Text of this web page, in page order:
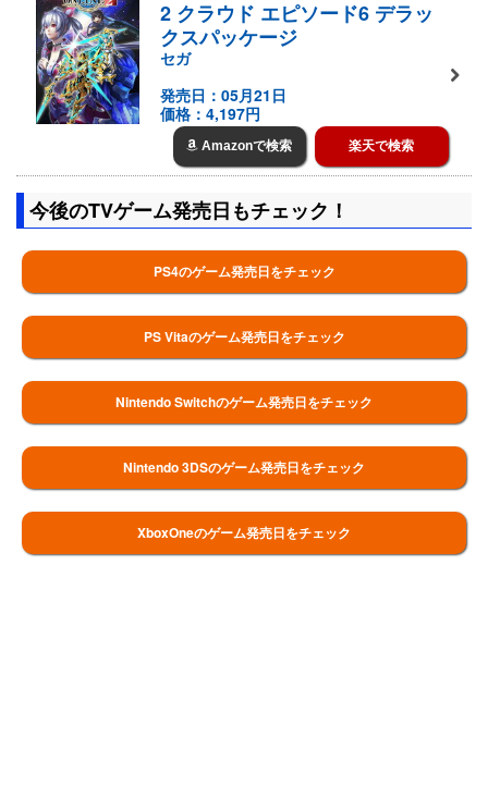
2 クラウド エピソード6 デラッ
クスパッケージ
セガ
発売日：05月21日
価格：4,197円
Amazonで検索 楽天で検索
今後のTVゲーム発売日もチェック！
PS4のゲーム発売日をチェック
PS Vitaのゲーム発売日をチェック
Nintendo Switchのゲーム発売日をチェック
Nintendo 3DSのゲーム発売日をチェック
XboxOneのゲーム発売日をチェック